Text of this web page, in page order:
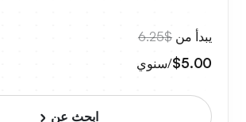
يبدأ من $6.25
$5.00/سنوي
ابحث عن